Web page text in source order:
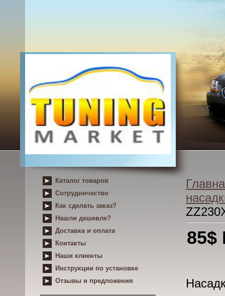
Каталог товаров
Сотрудничество
Как сделать заказ?
Нашли дешевле?
Доставка и оплата
Контакты
Наши клиенты
Инструкции по установке
Отзывы и предложения
85$